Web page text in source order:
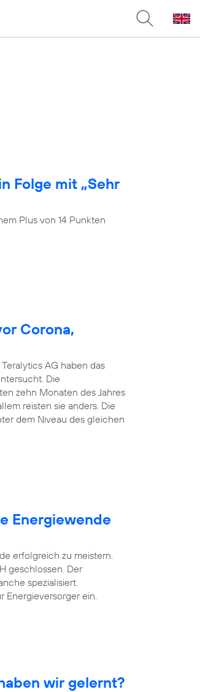
Folge mit „Sehr
Plus von 14 Punkten
Corona,
AG haben das
Die
zehn Monaten des Jahres
reisten sie anders. Die
dem Niveau des gleichen
Energiewende
erfolgreich zu meistern.
geschlossen. Der
spezialisiert.
ein.
wir gelernt?